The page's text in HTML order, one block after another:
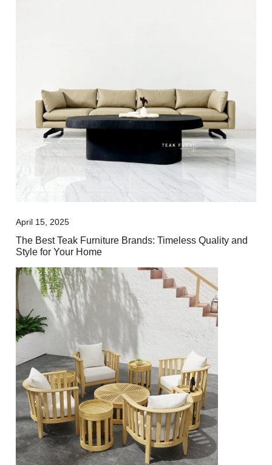
April 15, 2025
The Best Teak Furniture Brands: Timeless Quality and
Style for Your Home